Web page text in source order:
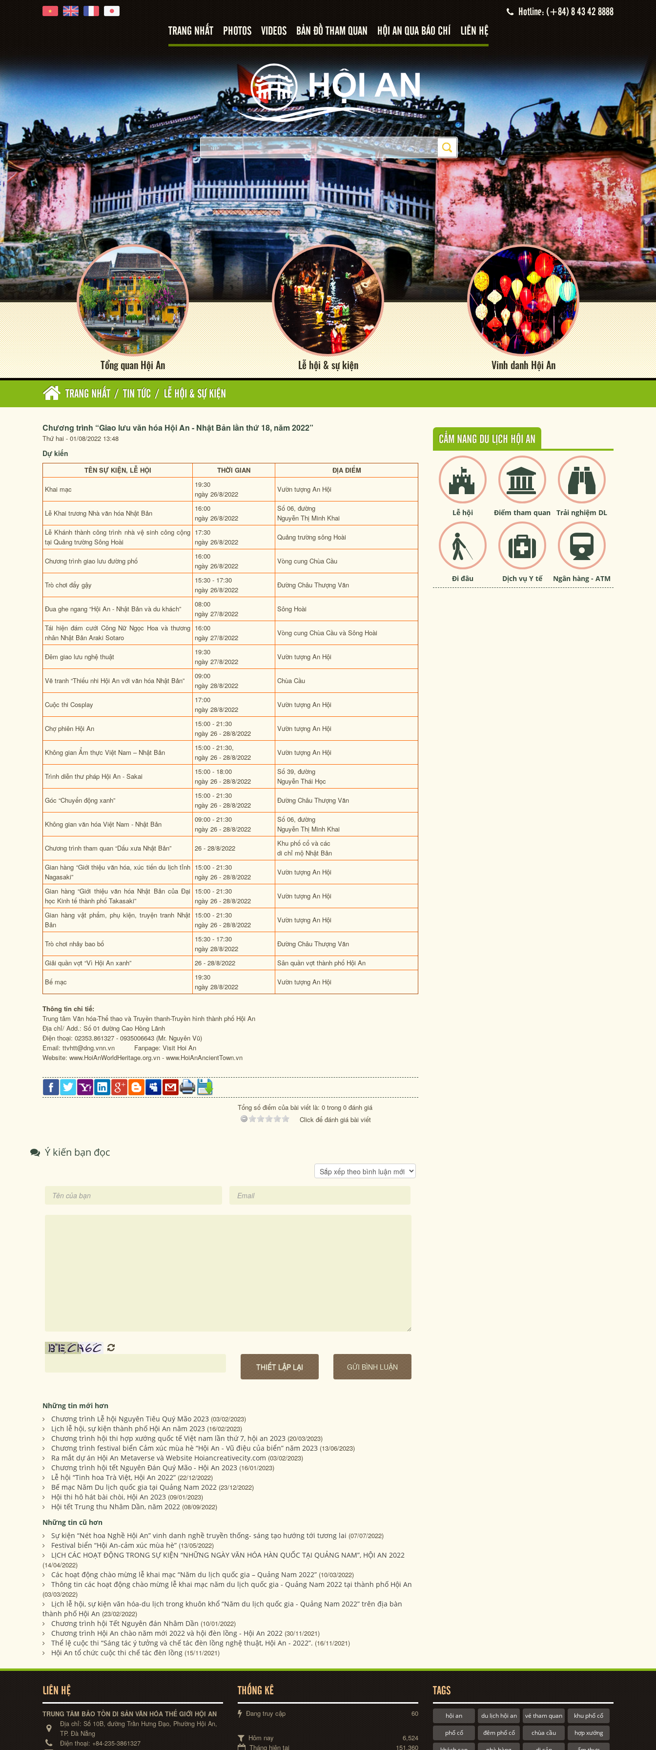
Hotline: (+84) 8 43 42 8888
TRANG NHẤT PHOTOS VIDEOS BẢN ĐỒ THAM QUAN HỘI AN QUA BÁO CHÍ LIÊN HỆ
Tổng quan Hội An Lễ hội & sự kiện Vinh danh Hội An
TRANG NHẤT / TIN TỨC / LỄ HỘI & SỰ KIỆN
Chương trình “Giao lưu văn hóa Hội An - Nhật Bản lần thứ 18, năm 2022”
Thứ hai - 01/08/2022 13:48
Dự kiến
TÊN SỰ KIỆN, LỄ HỘI THỜI GIAN ĐỊA ĐIỂM
Khai mạc
19:30
ngày 26/8/2022
Vườn tượng An Hội
Lễ Khai trương Nhà văn hóa Nhật Bản
16:00
ngày 26/8/2022
Số 06, đường
Nguyễn Thị Minh Khai
Lễ Khánh thành công trình nhà vệ sinh công cộng
tại Quảng trường Sông Hoài
17:30
ngày 26/8/2022
Quảng trường sông Hoài
Chương trình giao lưu đường phố
16:00
ngày 26/8/2022
Vòng cung Chùa Cầu
Trò chơi đẩy gậy
15:30 - 17:30
ngày 26/8/2022
Đường Châu Thượng Văn
Đua ghe ngang “Hội An - Nhật Bản và du khách”
08:00
ngày 27/8/2022
Sông Hoài
Tái hiện đám cưới Công Nữ Ngọc Hoa và thương
nhân Nhật Bản Araki Sotaro
16:00
ngày 27/8/2022
Vòng cung Chùa Cầu và Sông Hoài
Đêm giao lưu nghệ thuật
19:30
ngày 27/8/2022
Vườn tượng An Hội
Vẽ tranh “Thiếu nhi Hội An với văn hóa Nhật Bản”
09:00
ngày 28/8/2022
Chùa Cầu
Cuộc thi Cosplay
17:00
ngày 28/8/2022
Vườn tượng An Hội
Chợ phiên Hội An
15:00 - 21:30
ngày 26 - 28/8/2022
Vườn tượng An Hội
Không gian Ẩm thực Việt Nam – Nhật Bản
15:00 - 21:30,
ngày 26 - 28/8/2022
Vườn tượng An Hội
Trình diễn thư pháp Hội An - Sakai
15:00 - 18:00
ngày 26 - 28/8/2022
Số 39, đường
Nguyễn Thái Học
Góc “Chuyển động xanh”
15:00 - 21:30
ngày 26 - 28/8/2022
Đường Châu Thượng Văn
Không gian văn hóa Việt Nam - Nhật Bản
09:00 - 21:30
ngày 26 - 28/8/2022
Số 06, đường
Nguyễn Thị Minh Khai
Chương trình tham quan “Dấu xưa Nhật Bản” 26 - 28/8/2022
Khu phố cổ và các
di chỉ mộ Nhật Bản
Gian hàng “Giới thiệu văn hóa, xúc tiến du lịch tỉnh
Nagasaki”
15:00 - 21:30
ngày 26 - 28/8/2022
Vườn tượng An Hội
Gian hàng “Giới thiệu văn hóa Nhật Bản của Đại
học Kinh tế thành phố Takasaki”
15:00 - 21:30
ngày 26 - 28/8/2022
Vườn tượng An Hội
Gian hàng vật phẩm, phụ kiện, truyện tranh Nhật
Bản
15:00 - 21:30
ngày 26 - 28/8/2022
Vườn tượng An Hội
Trò chơi nhảy bao bố
15:30 - 17:30
ngày 28/8/2022
Đường Châu Thượng Văn
Giải quần vợt “Vì Hội An xanh” 26 - 28/8/2022 Sân quần vợt thành phố Hội An
Bế mạc
19:30
ngày 28/8/2022
Vườn tượng An Hội
Thông tin chi tiế:
Trung tâm Văn hóa-Thể thao và Truyền thanh-Truyền hình thành phố Hội An
Địa chỉ/ Add.: Số 01 đường Cao Hồng Lãnh
Điện thoại: 02353.861327 - 0935006643 (Mr. Nguyên Vũ)
Email: ttvhtt@dng.vnn.vn Fanpage: Visit Hoi An
Website: www.HoiAnWorldHeritage.org.vn - www.HoiAnAncientTown.vn
Tổng số điểm của bài viết là: 0 trong 0 đánh giá
Click để đánh giá bài viết
Ý kiến bạn đọc
Những tin mới hơn
Chương trình Lễ hội Nguyên Tiêu Quý Mão 2023 (03/02/2023)
Lịch lễ hội, sự kiện thành phố Hội An năm 2023 (16/02/2023)
Chương trình hội thi hợp xướng quốc tế Việt nam lần thứ 7, hội an 2023 (20/03/2023)
Chương trình festival biển Cảm xúc mùa hè “Hội An - Vũ điệu của biển” năm 2023 (13/06/2023)
Ra mắt dự án Hội An Metaverse và Website Hoiancreativecity.com (03/02/2023)
Chương trình hội tết Nguyên Đán Quý Mão - Hội An 2023 (16/01/2023)
Lễ hội “Tinh hoa Trà Việt, Hội An 2022” (22/12/2022)
Bế mạc Năm Du lịch quốc gia tại Quảng Nam 2022 (23/12/2022)
Hội thi hô hát bài chòi, Hội An 2023 (09/01/2023)
Hội tết Trung thu Nhâm Dần, năm 2022 (08/09/2022)
Những tin cũ hơn
Sự kiện “Nét hoa Nghề Hội An” vinh danh nghề truyền thống- sáng tạo hướng tới tương lai (07/07/2022)
Festival biển “Hội An-cảm xúc mùa hè” (13/05/2022)
LỊCH CÁC HOẠT ĐỘNG TRONG SỰ KIỆN “NHỮNG NGÀY VĂN HÓA HÀN QUỐC TẠI QUẢNG NAM”, HỘI AN 2022
(14/04/2022)
Các hoạt động chào mừng lễ khai mạc “Năm du lịch quốc gia – Quảng Nam 2022” (10/03/2022)
Thông tin các hoạt động chào mừng lễ khai mạc năm du lịch quốc gia - Quảng Nam 2022 tại thành phố Hội An
(03/03/2022)
Lịch lễ hội, sự kiện văn hóa-du lịch trong khuôn khổ “Năm du lịch quốc gia - Quảng Nam 2022” trên địa bàn
thành phố Hội An (23/02/2022)
Chương trình hội Tết Nguyên đán Nhâm Dần (10/01/2022)
Chương trình Hội An chào năm mới 2022 và hội đèn lồng - Hội An 2022 (30/11/2021)
Thể lệ cuộc thi “Sáng tác ý tưởng và chế tác đèn lồng nghệ thuật, Hội An - 2022”. (16/11/2021)
Hội An tổ chức cuộc thi chế tác đèn lồng (15/11/2021)
CẨM NANG DU LỊCH HỘI AN
Lễ hội Điểm tham quan Trải nghiệm DL
Đi đâu Dịch vụ Y tế Ngân hàng - ATM
LIÊN HỆ
TRUNG TÂM BẢO TỒN DI SẢN VĂN HÓA THẾ GIỚI HỘI AN
Địa chỉ: Số 10B, đường Trần Hưng Đạo, Phường Hội An,
TP. Đà Nẵng
Điện thoại: +84-235-3861327
THỐNG KÊ
Đang truy cập 60
Hôm nay
6,524
Tháng hiện tại
151,360
TAGS
hội an du lịch hội an vé tham quan khu phố cổ
phố cổ đêm phố cổ chùa cầu hợp xướng